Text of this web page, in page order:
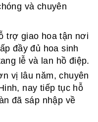
và chuyên
trợ giao hoa tận nơi
đầy đủ hoa sinh
lễ và lan hồ điệp.
vị lâu năm, chuyên
nay tiếp tục hỗ
đã sáp nhập về